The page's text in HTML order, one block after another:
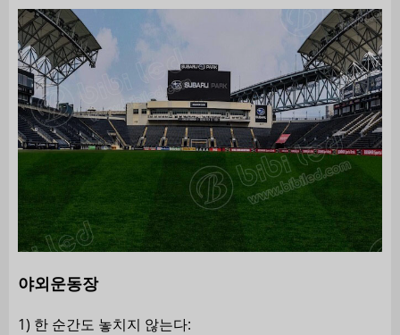
야외운동장
1) 한 순간도 놓치지 않는다: